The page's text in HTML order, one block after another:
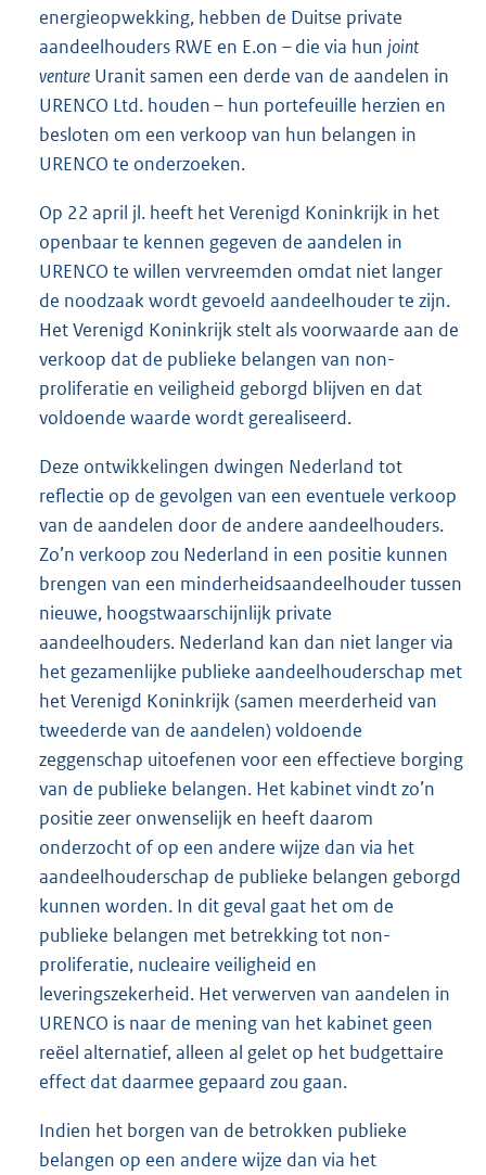
energieopwekking, hebben de Duitse private
aandeelhouders RWE en E.on – die via hun joint
venture Uranit samen een derde van de aandelen in
URENCO Ltd. houden – hun portefeuille herzien en
besloten om een verkoop van hun belangen in
URENCO te onderzoeken.
Op 22 april jl. heeft het Verenigd Koninkrijk in het
openbaar te kennen gegeven de aandelen in
URENCO te willen vervreemden omdat niet langer
de noodzaak wordt gevoeld aandeelhouder te zijn.
Het Verenigd Koninkrijk stelt als voorwaarde aan de
verkoop dat de publieke belangen van non-
proliferatie en veiligheid geborgd blijven en dat
voldoende waarde wordt gerealiseerd.
Deze ontwikkelingen dwingen Nederland tot
reflectie op de gevolgen van een eventuele verkoop
van de aandelen door de andere aandeelhouders.
Zo’n verkoop zou Nederland in een positie kunnen
brengen van een minderheidsaandeelhouder tussen
nieuwe, hoogstwaarschijnlijk private
aandeelhouders. Nederland kan dan niet langer via
het gezamenlijke publieke aandeelhouderschap met
het Verenigd Koninkrijk (samen meerderheid van
tweederde van de aandelen) voldoende
zeggenschap uitoefenen voor een effectieve borging
van de publieke belangen. Het kabinet vindt zo’n
positie zeer onwenselijk en heeft daarom
onderzocht of op een andere wijze dan via het
aandeelhouderschap de publieke belangen geborgd
kunnen worden. In dit geval gaat het om de
publieke belangen met betrekking tot non-
proliferatie, nucleaire veiligheid en
leveringszekerheid. Het verwerven van aandelen in
URENCO is naar de mening van het kabinet geen
reëel alternatief, alleen al gelet op het budgettaire
effect dat daarmee gepaard zou gaan.
Indien het borgen van de betrokken publieke
belangen op een andere wijze dan via het